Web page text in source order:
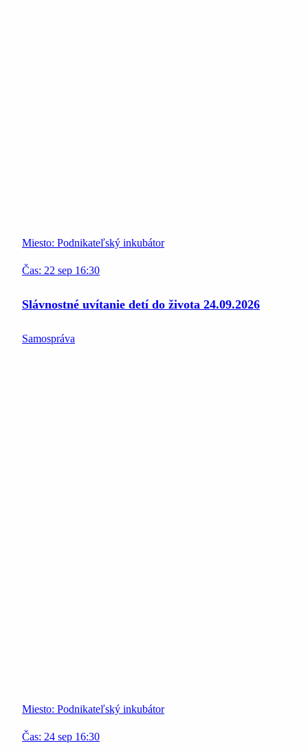
Miesto: Podnikateľský inkubátor
Čas: 22 sep 16:30
Slávnostné uvítanie detí do života 24.09.2026
Samospráva
Miesto: Podnikateľský inkubátor
Čas: 24 sep 16:30